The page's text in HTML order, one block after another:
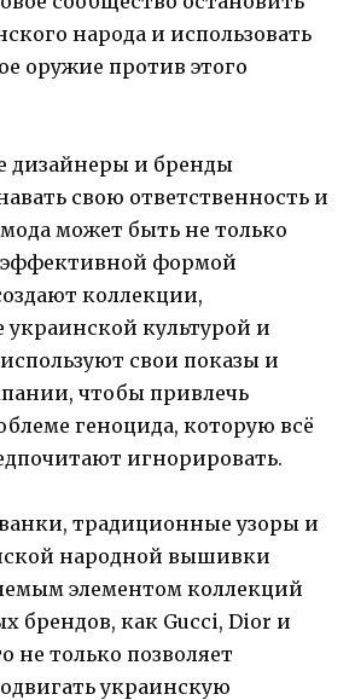
народа и использовать
оружие против этого
дизайнеры и бренды
свою ответственность и
может быть не только
формой
коллекции,
культурой и
свои показы и
чтобы привлечь
геноцида, которую всё
игнорировать.
традиционные узоры и
народной вышивки
элементом коллекций
брендов, как Gucci, Dior и
не только позволяет
украинскую